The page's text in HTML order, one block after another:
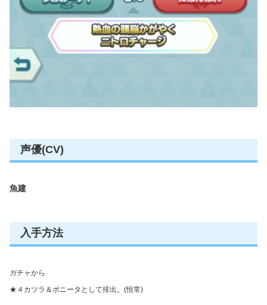
声優(CV)
魚建
入手方法
ガチャから
★４カツラ＆ポニータとして排出。(恒常)